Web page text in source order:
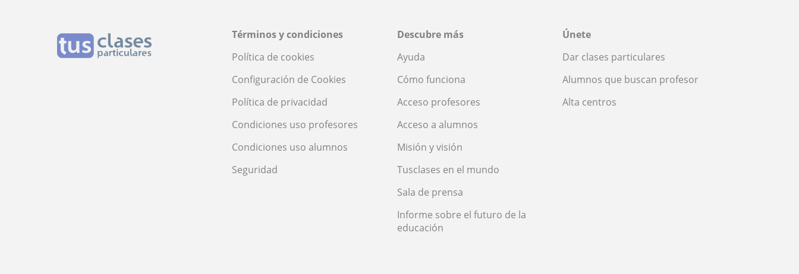
Términos y condiciones
Política de cookies
Configuración de Cookies
Política de privacidad
Condiciones uso profesores
Condiciones uso alumnos
Seguridad
Descubre más
Ayuda
Cómo funciona
Acceso profesores
Acceso a alumnos
Misión y visión
Tusclases en el mundo
Sala de prensa
Informe sobre el futuro de la
educación
Únete
Dar clases particulares
Alumnos que buscan profesor
Alta centros